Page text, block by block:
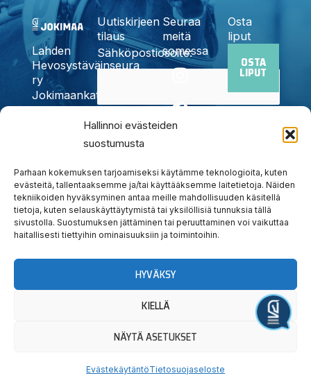
Hallinnoi evästeiden
suostumusta
Parhaan kokemuksen tarjoamiseksi käytämme teknologioita, kuten
evästeitä, tallentaaksemme ja/tai käyttääksemme laitetietoja. Näiden
tekniikoiden hyväksyminen antaa meille mahdollisuuden käsitellä
tietoja, kuten selauskäyttäytymistä tai yksilöllisiä tunnuksia tällä
sivustolla. Suostumuksen jättäminen tai peruuttaminen voi vaikuttaa
haitallisesti tiettyihin ominaisuuksiin ja toimintoihin.
HYVÄKSY
KIELLÄ
NÄYTÄ ASETUKSET
EvästekäytäntöTietosuojaseloste
Lahden
Hevosystäväinseura
ry
Jokimaankatu
6, 15700
6440
info@jokimaanravit.fi
Toimisto
avoinna
arkisin
Uutiskirjeen
tilaus
Sähköpostiosoite:
Kyllä,
tilaan
Seuraa
meitä
somessa
I
s
r
a
m
F
c
o
k
X
t
t
e
r
Y
u
e
T
k
Osta
liput
OSTA
LIPUT
toteutus:Ampersand Design